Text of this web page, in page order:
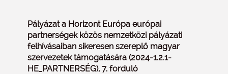
Pályázat a Horizont Európa európai
partnerségek közös nemzetközi pályázati
felhívásaiban sikeresen szereplő magyar
szervezetek támogatására (2024-1.2.1-
HE_PARTNERSÉG), 7. forduló